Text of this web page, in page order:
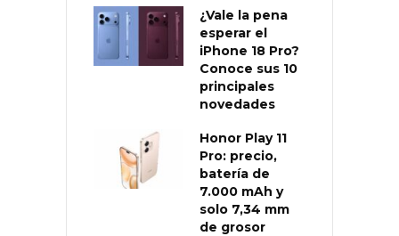
¿Vale la pena
esperar el
iPhone 18 Pro?
Conoce sus 10
principales
novedades
Honor Play 11
Pro: precio,
batería de
7.000 mAh y
solo 7,34 mm
de grosor